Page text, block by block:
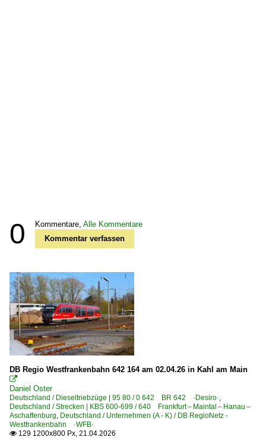
0 Kommentare, Alle Kommentare
Kommentar verfassen
DB Regio Westfrankenbahn 642 164 am 02.04.26 in Kahl am Main

Daniel Oster
Deutschland / Dieseltriebzüge | 95 80 / 0 642 BR 642 ·Desiro·,
Deutschland / Strecken | KBS 600-699 / 640 Frankfurt – Maintal – Hanau –
Aschaffenburg, Deutschland / Unternehmen (A - K) / DB RegioNetz -
Westfrankenbahn ·WFB·
 129 1200x800 Px, 21.04.2026